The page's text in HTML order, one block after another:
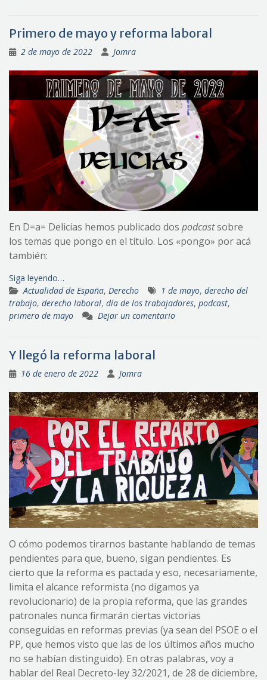
Primero de mayo y reforma laboral
2 de mayo de 2022 Jomra
En D=a= Delicias hemos publicado dos podcastsobre
los temas que pongo en el título. Los «pongo» por acá
también:
Siga leyendo…
Actualidad de España, Derecho 1 de mayo, derecho del
trabajo, derecho laboral, día de los trabajadores, podcast,
primero de mayo
Dejar un comentario
Y llegó la reforma laboral
16 de enero de 2022 Jomra
O cómo podemos tirarnos bastante hablando de temas
pendientes para que, bueno, sigan pendientes. Es
cierto que la reforma es pactada y eso, necesariamente,
limita el alcance reformista (no digamos ya
revolucionario) de la propia reforma, que las grandes
patronales nunca firmarán ciertas victorias
conseguidas en reformas previas (ya sean del PSOE o el
PP, que hemos visto que las de los últimos años mucho
no se habían distinguido). En otras palabras, voy a
hablar del Real Decreto-ley 32/2021, de 28 de diciembre,